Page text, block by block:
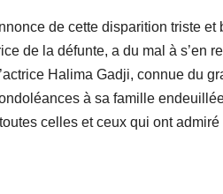
de cette disparition triste
de la défunte, a du mal à s’en
Halima Gadji, connue du
à sa famille
celles et ceux qui ont